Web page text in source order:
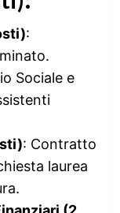
:
Sociale e
: Contratto
laurea